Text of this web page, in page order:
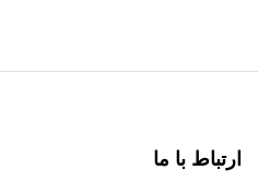
ارتباط با ما